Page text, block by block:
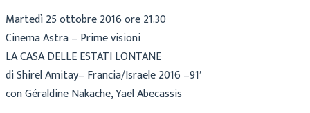
Martedì 25 ottobre 2016 ore 21.30
Cinema Astra – Prime visioni
LA CASA DELLE ESTATI LONTANE
di Shirel Amitay– Francia/Israele 2016 –91′
con Géraldine Nakache, Yaël Abecassis